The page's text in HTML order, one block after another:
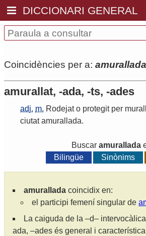
DICCIONARI GENERAL
Coincidències per a: amurallada
amurallat, -ada, -ts, -ades
adj. m. Rodejat o protegit per
ciutat amurallada.
Buscar amurallada
Bilingüe
Sinònims
amurallada coincidix en:
el participi femení singular de
La caiguda de la –d–
ada, –ades és general i